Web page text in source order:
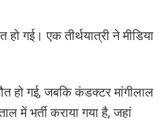
गई। एक तीर्थयात्री ने मीडिया
हो गई, जबकि कंडक्टर मांगीलाल
में भर्ती कराया गया है, जहां